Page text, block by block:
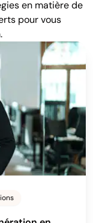
en matière de
pour vous